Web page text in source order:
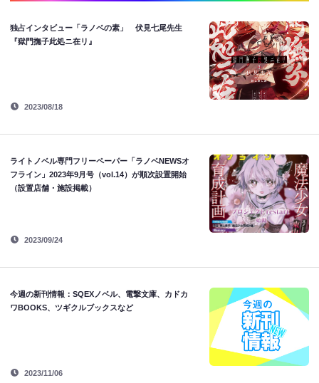
独占インタビュー「ラノベの素」 伏見七尾先生
『獄門撫子此処ニ在リ』
2023/08/18
ライトノベル専門フリーペーパー「ラノベNEWSオ
フライン」2023年9月号（vol.14）が順次設置開始
（設置店舗・施設掲載）
2023/09/24
今週の新刊情報：SQEXノベル、電撃文庫、カドカ
ワBOOKS、ツギクルブックスなど
2023/11/06